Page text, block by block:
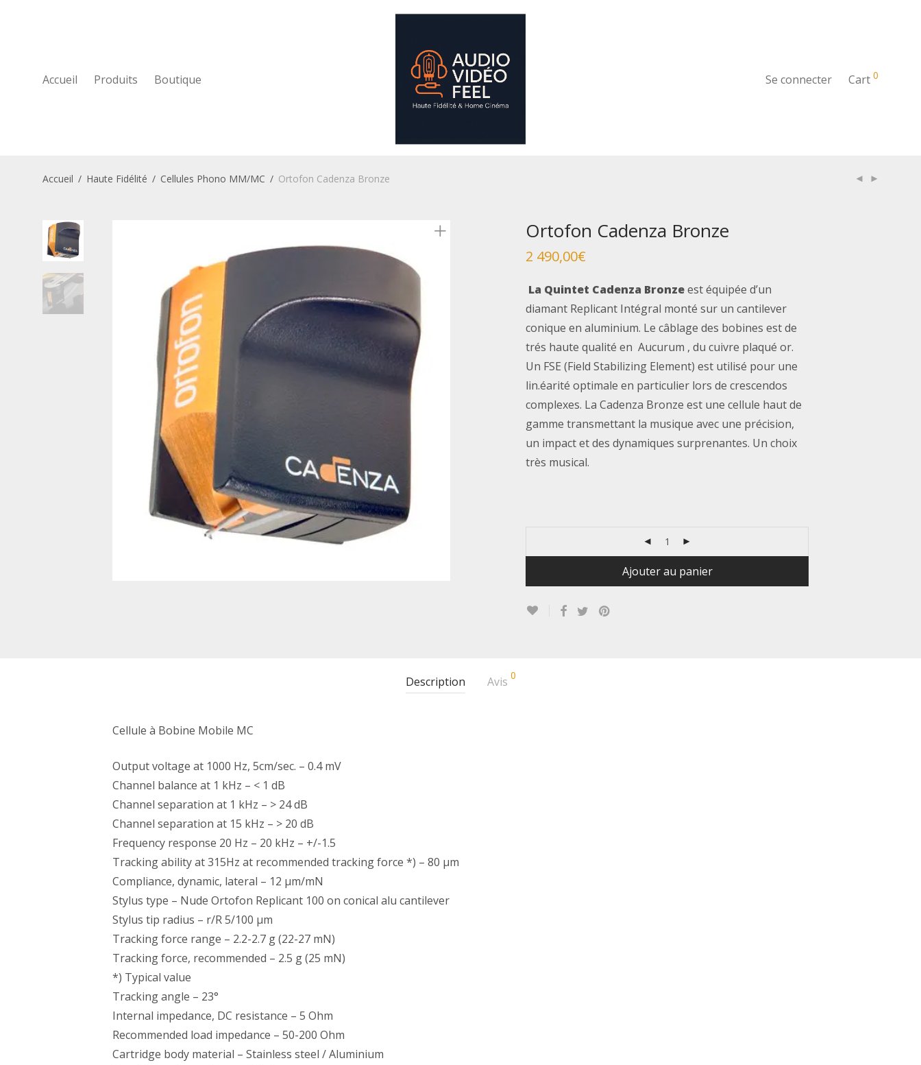
Accueil Produits Boutique Se connecter Cart 0
Accueil / Haute Fidélité / Cellules Phono MM/MC / Ortofon Cadenza Bronze
Ortofon Cadenza Bronze
2 490,00€
La Quintet Cadenza Bronzeest équipée d’un
diamant Replicant Intégral monté sur un cantilever
conique en aluminium. Le câblage des bobines est de
trés haute qualité en Aucurum , du cuivre plaqué or.
Un FSE (Field Stabilizing Element) est utilisé pour une
lin.éarité optimale en particulier lors de crescendos
complexes. La Cadenza Bronze est une cellule haut de
gamme transmettant la musique avec une précision,
un impact et des dynamiques surprenantes. Un choix
très musical.
Ajouter au panier
Description Avis 0
Cellule à Bobine Mobile MC
Output voltage at 1000 Hz, 5cm/sec. – 0.4 mV
Channel balance at 1 kHz – < 1 dB
Channel separation at 1 kHz – > 24 dB
Channel separation at 15 kHz – > 20 dB
Frequency response 20 Hz – 20 kHz – +/-1.5
Tracking ability at 315Hz at recommended tracking force *) – 80 µm
Compliance, dynamic, lateral – 12 µm/mN
Stylus type – Nude Ortofon Replicant 100 on conical alu cantilever
Stylus tip radius – r/R 5/100 µm
Tracking force range – 2.2-2.7 g (22-27 mN)
Tracking force, recommended – 2.5 g (25 mN)
*) Typical value
Tracking angle – 23°
Internal impedance, DC resistance – 5 Ohm
Recommended load impedance – 50-200 Ohm
Cartridge body material – Stainless steel / Aluminium